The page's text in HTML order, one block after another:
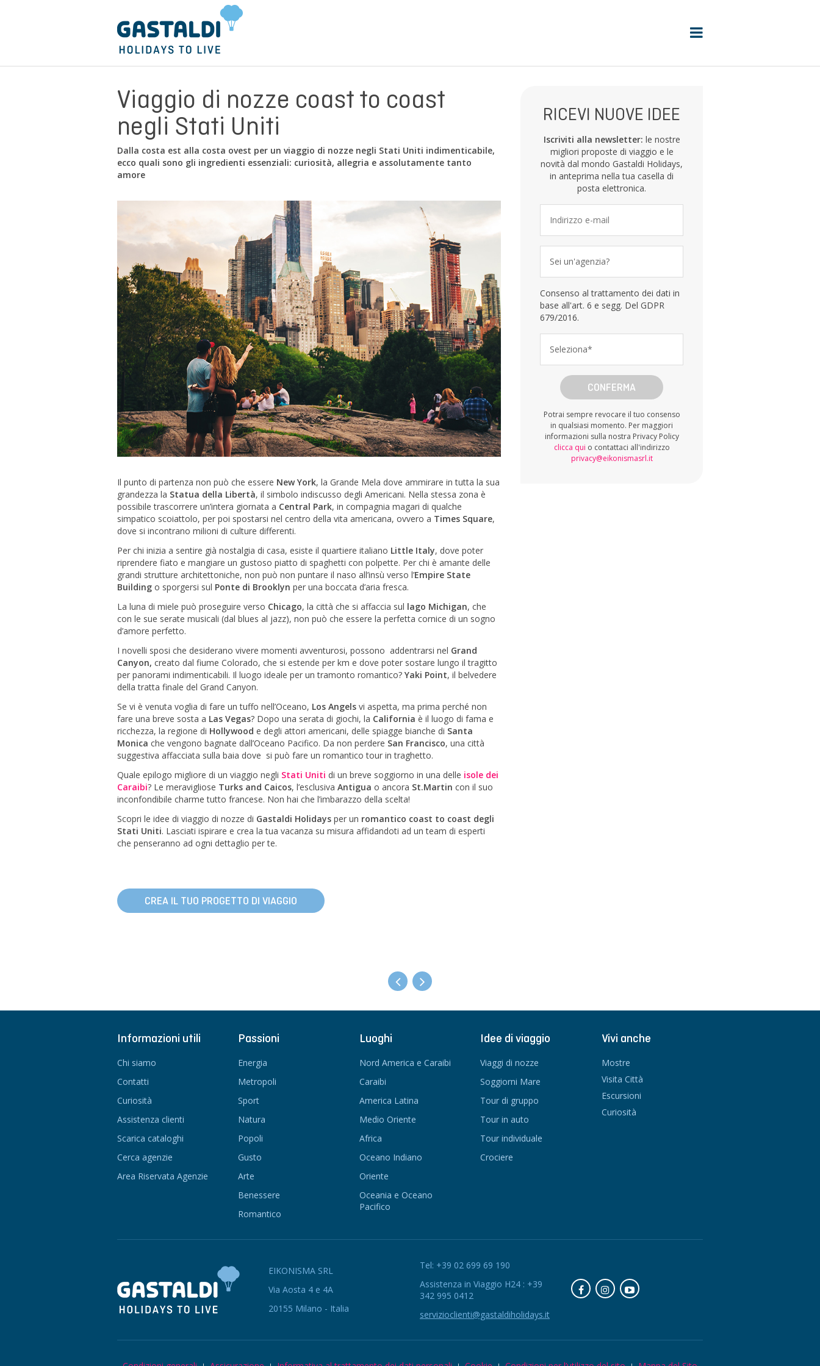
Viaggio di nozze coast to coast
negli Stati Uniti
Dalla costa est alla costa ovest per un viaggio di nozze negli Stati Uniti indimenticabile,
ecco quali sono gli ingredienti essenziali: curiosità, allegria e assolutamente tanto
amore
Il punto di partenza non può che essere New York, la Grande Mela dove ammirare in tutta la sua
grandezza la Statua della Libertà, il simbolo indiscusso degli Americani. Nella stessa zona è
possibile trascorrere un’intera giornata a Central Park, in compagnia magari di qualche
simpatico scoiattolo, per poi spostarsi nel centro della vita americana, ovvero a Times Square,
dove si incontrano milioni di culture differenti.
Per chi inizia a sentire già nostalgia di casa, esiste il quartiere italiano Little Italy, dove poter
riprendere fiato e mangiare un gustoso piatto di spaghetti con polpette. Per chi è amante delle
grandi strutture architettoniche, non può non puntare il naso all’insù verso l’Empire State
Building o sporgersi sul Ponte di Brooklyn per una boccata d’aria fresca.
La luna di miele può proseguire verso Chicago, la città che si affaccia sul lago Michigan, che
con le sue serate musicali (dal blues al jazz), non può che essere la perfetta cornice di un sogno
d’amore perfetto.
I novelli sposi che desiderano vivere momenti avventurosi, possono addentrarsi nel Grand
Canyon, creato dal fiume Colorado, che si estende per km e dove poter sostare lungo il tragitto
per panorami indimenticabili. Il luogo ideale per un tramonto romantico? Yaki Point, il belvedere
della tratta finale del Grand Canyon.
Se vi è venuta voglia di fare un tuffo nell’Oceano, Los Angels vi aspetta, ma prima perché non
fare una breve sosta a Las Vegas? Dopo una serata di giochi, la California è il luogo di fama e
ricchezza, la regione di Hollywood e degli attori americani, delle spiagge bianche di Santa
Monica che vengono bagnate dall’Oceano Pacifico. Da non perdere San Francisco, una città
suggestiva affacciata sulla baia dove si può fare un romantico tour in traghetto.
Quale epilogo migliore di un viaggio negli Stati Uniti di un breve soggiorno in una delle isole dei
Caraibi? Le meravigliose Turks and Caicos, l’esclusiva Antigua o ancora St.Martin con il suo
inconfondibile charme tutto francese. Non hai che l’imbarazzo della scelta!
Scopri le idee di viaggio di nozze di Gastaldi Holidays per un romantico coast to coast degli
Stati Uniti. Lasciati ispirare e crea la tua vacanza su misura affidandoti ad un team di esperti
che penseranno ad ogni dettaglio per te.
CREA IL TUO PROGETTO DI VIAGGIO
RICEVI NUOVE IDEE
Iscriviti alla newsletter: le nostre
migliori proposte di viaggio e le
novità dal mondo Gastaldi Holidays,
in anteprima nella tua casella di
posta elettronica.
Sei un'agenzia?
Consenso al trattamento dei dati in
base all'art. 6 e segg. Del GDPR
679/2016.
Seleziona*
CONFERMA
Potrai sempre revocare il tuo consenso
in qualsiasi momento. Per maggiori
informazioni sulla nostra Privacy Policy
clicca qui o contattaci all'indirizzo
privacy@eikonismasrl.it
Informazioni utili
Chi siamo
Contatti
Curiosità
Assistenza clienti
Scarica cataloghi
Cerca agenzie
Area Riservata Agenzie
Passioni
Energia
Metropoli
Sport
Natura
Popoli
Gusto
Arte
Benessere
Romantico
Luoghi
Nord America e Caraibi
Caraibi
America Latina
Medio Oriente
Africa
Oceano Indiano
Oriente
Oceania e Oceano
Pacifico
Idee di viaggio
Viaggi di nozze
Soggiorni Mare
Tour di gruppo
Tour in auto
Tour individuale
Crociere
Vivi anche
Mostre
Visita Città
Escursioni
Curiosità
EIKONISMA SRL
Via Aosta 4 e 4A
20155 Milano - Italia
Tel: +39 02 699 69 190
Assistenza in Viaggio H24 : +39
342 995 0412
servizioclienti@gastaldiholidays.it